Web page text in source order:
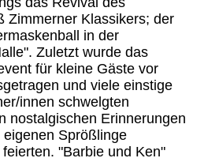
Zimmerner Klassikers; der
in der
Zuletzt wurde das
für kleine Gäste vor
und viele einstige
innen schwelgten
nostalgischen Erinnerungen
eigenen Sprößlinge
"Barbie und Ken"